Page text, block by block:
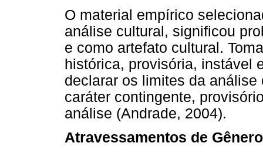
O material empírico
análise cultural, significou
e como artefato cultural.
histórica, provisória, instável
declarar os limites da
caráter contingente,
análise (Andrade, 2004).
Atravessamentos de